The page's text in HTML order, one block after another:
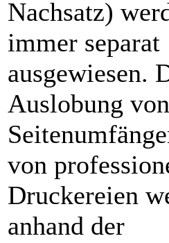
Nachsatz)
immer separat
ausgewiesen.
Auslobung von
von
Druckereien
anhand der